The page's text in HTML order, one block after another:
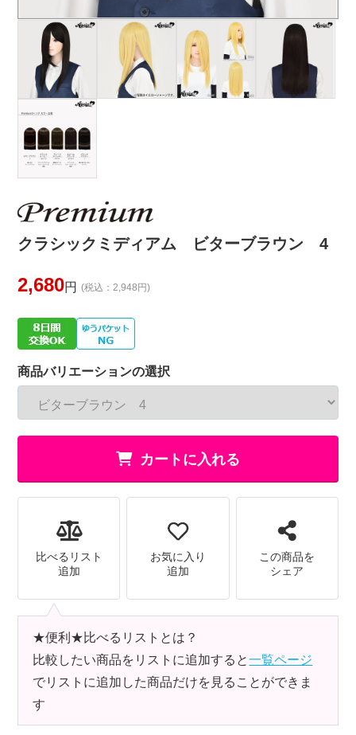
クラシックミディアム ビターブラウン 4
2,680円 (税込：2,948円)
商品バリエーションの選択
カートに入れる
比べるリスト
追加
お気に入り
追加
この商品を
シェア
★便利★比べるリストとは？
比較したい商品をリストに追加すると一覧ページ
でリストに追加した商品だけを見ることができま
す